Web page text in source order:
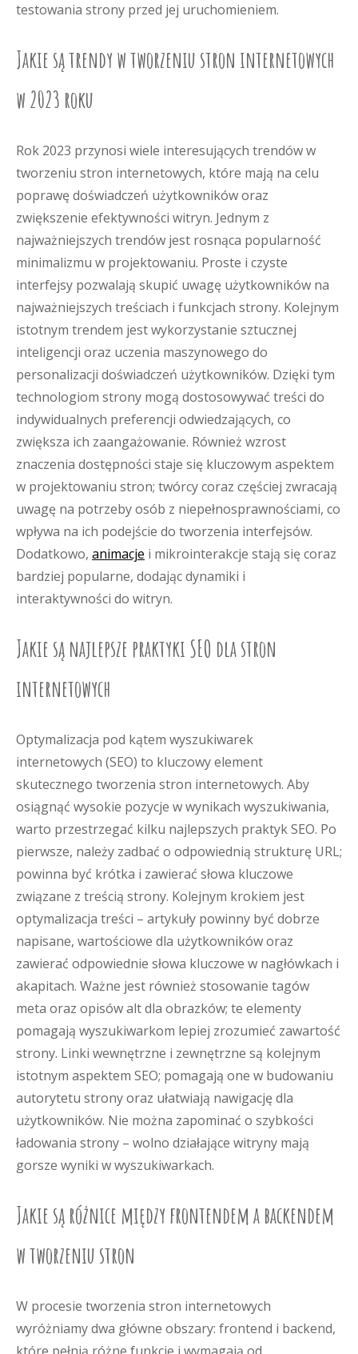
testowania strony przed jej uruchomieniem.
Jakie są trendy w tworzeniu stron internetowych
w 2023 roku
Rok 2023 przynosi wiele interesujących trendów w
tworzeniu stron internetowych, które mają na celu
poprawę doświadczeń użytkowników oraz
zwiększenie efektywności witryn. Jednym z
najważniejszych trendów jest rosnąca popularność
minimalizmu w projektowaniu. Proste i czyste
interfejsy pozwalają skupić uwagę użytkowników na
najważniejszych treściach i funkcjach strony. Kolejnym
istotnym trendem jest wykorzystanie sztucznej
inteligencji oraz uczenia maszynowego do
personalizacji doświadczeń użytkowników. Dzięki tym
technologiom strony mogą dostosowywać treści do
indywidualnych preferencji odwiedzających, co
zwiększa ich zaangażowanie. Również wzrost
znaczenia dostępności staje się kluczowym aspektem
w projektowaniu stron; twórcy coraz częściej zwracają
uwagę na potrzeby osób z niepełnosprawnościami, co
wpływa na ich podejście do tworzenia interfejsów.
Dodatkowo, animacje i mikrointerakcje stają się coraz
bardziej popularne, dodając dynamiki i
interaktywności do witryn.
Jakie są najlepsze praktyki SEO dla stron
internetowych
Optymalizacja pod kątem wyszukiwarek
internetowych (SEO) to kluczowy element
skutecznego tworzenia stron internetowych. Aby
osiągnąć wysokie pozycje w wynikach wyszukiwania,
warto przestrzegać kilku najlepszych praktyk SEO. Po
pierwsze, należy zadbać o odpowiednią strukturę URL;
powinna być krótka i zawierać słowa kluczowe
związane z treścią strony. Kolejnym krokiem jest
optymalizacja treści – artykuły powinny być dobrze
napisane, wartościowe dla użytkowników oraz
zawierać odpowiednie słowa kluczowe w nagłówkach i
akapitach. Ważne jest również stosowanie tagów
meta oraz opisów alt dla obrazków; te elementy
pomagają wyszukiwarkom lepiej zrozumieć zawartość
strony. Linki wewnętrzne i zewnętrzne są kolejnym
istotnym aspektem SEO; pomagają one w budowaniu
autorytetu strony oraz ułatwiają nawigację dla
użytkowników. Nie można zapominać o szybkości
ładowania strony – wolno działające witryny mają
gorsze wyniki w wyszukiwarkach.
Jakie są różnice między frontendem a backendem
w tworzeniu stron
W procesie tworzenia stron internetowych
wyróżniamy dwa główne obszary: frontend i backend,